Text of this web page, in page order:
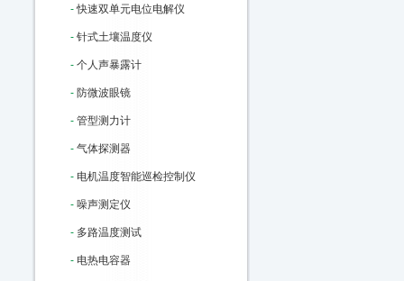
-快速双单元电位电解仪
- 针式土壤温度仪
- 个人声暴露计
- 防微波眼镜
- 管型测力计
- 气体探测器
- 电机温度智能巡检控制仪
- 噪声测定仪
- 多路温度测试
- 电热电容器